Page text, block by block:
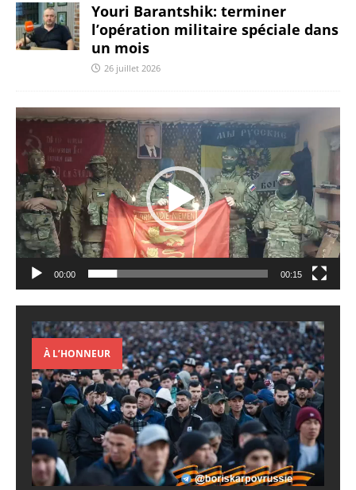
Youri Barantshik: terminer
l’opération militaire spéciale dans
un mois
26 juillet 2026
Lecteur
vidéo
00:00 00:15
À L’HONNEUR